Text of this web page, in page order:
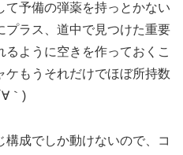
予備の弾薬を持っとかない
プラス、道中で見つけた重要
ように空きを作っておくこ
ケもうそれだけでほぼ所持数
｀)
成でしか動けないので、コ